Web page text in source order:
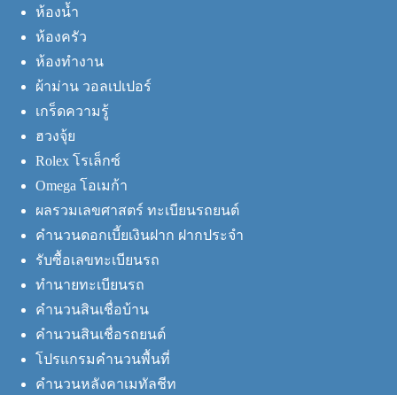
ห้องน้ำ
ห้องครัว
ห้องทำงาน
ผ้าม่าน วอลเปเปอร์
เกร็ดความรู้
ฮวงจุ้ย
Rolex โรเล็กซ์
Omega โอเมก้า
ผลรวมเลขศาสตร์ ทะเบียนรถยนต์
คำนวนดอกเบี้ยเงินฝาก ฝากประจำ
รับซื้อเลขทะเบียนรถ
ทำนายทะเบียนรถ
คำนวนสินเชื่อบ้าน
คำนวนสินเชื่อรถยนต์
โปรแกรมคำนวนพื้นที่
คำนวนหลังคาเมทัลชีท